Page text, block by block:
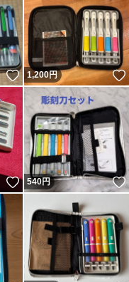
いいね！
1,200円
いいね！
540円